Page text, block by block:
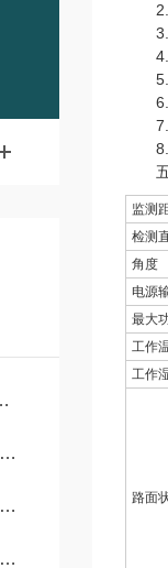
2.
3.
4.
5.
6.
7.
8.
五
监测
检测
角度
电源
最大
工作
工作
路面